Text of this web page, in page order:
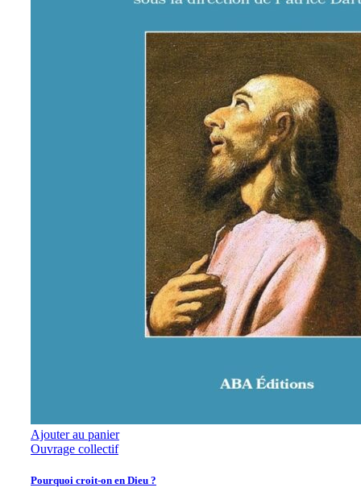
Ajouter au panier
Ouvrage collectif
Pourquoi croit-on en Dieu ?